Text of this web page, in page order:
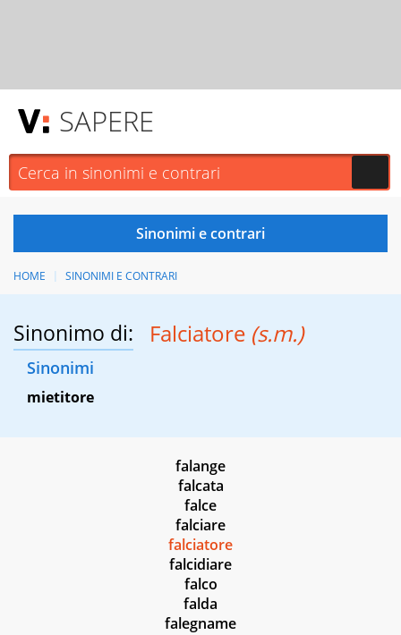
SAPERE
HOME SINONIMI E CONTRARI
Sinonimo di: Falciatore (s.m.)
Sinonimi
mietitore
falange
falcata
falce
falciare
falciatore
falcidiare
falco
falda
falegname